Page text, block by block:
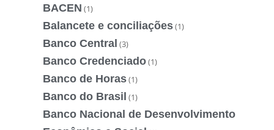
BACEN (1)
Balancete e conciliações(1)
Banco Central (3)
Banco Credenciado(1)
Banco de Horas(1)
Banco do Brasil (1)
Banco Nacional de Desenvolvimento